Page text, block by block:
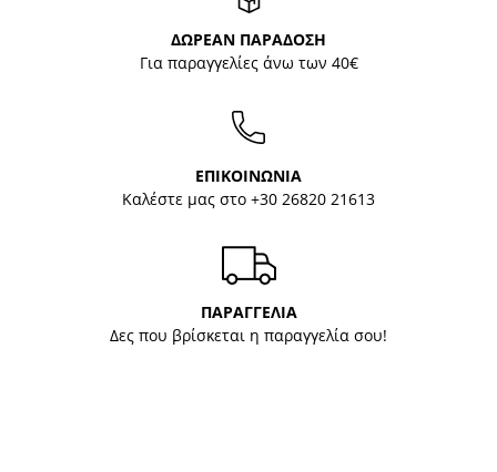
ΔΩΡΕΑΝ ΠΑΡΑΔΟΣΗ
Για παραγγελίες άνω των 40€
ΕΠΙΚΟΙΝΩΝΙΑ
Καλέστε μας στο +30 26820 21613
ΠΑΡΑΓΓΕΛΙΑ
Δες που βρίσκεται η παραγγελία σου!